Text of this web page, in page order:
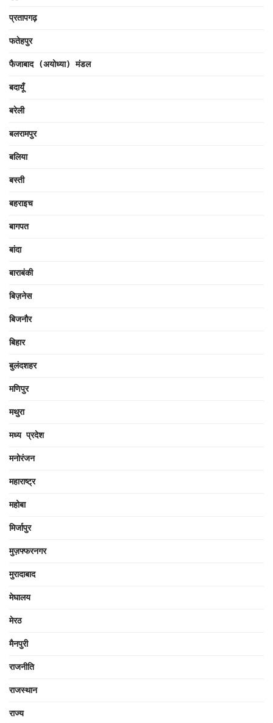
प्रतापगढ़
फतेहपुर
फैजाबाद (अयोध्या) मंडल
बदायूँ
बरेली
बलरामपुर
बलिया
बस्ती
बहराइच
बागपत
बांदा
बाराबंकी
बिज़नेस
बिजनौर
बिहार
बुलंदशहर
मणिपुर
मथुरा
मध्य प्रदेश
मनोरंजन
महाराष्ट्र
महोबा
मिर्जापुर
मुज़फ्फरनगर
मुरादाबाद
मेघालय
मेरठ
मैनपुरी
राजनीति
राजस्थान
राज्य